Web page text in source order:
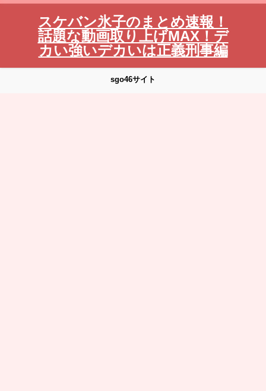
スケバン氷子のまとめ速報！
話題な動画取り上げMAX！デ
カい強いデカいは正義刑事編
sgo46サイト